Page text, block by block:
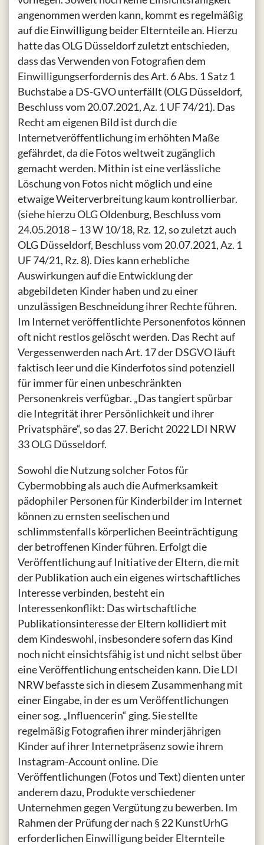
angenommen werden kann, kommt es regelmäßig
auf die Einwilligung beider Elternteile an. Hierzu
hatte das OLG Düsseldorf zuletzt entschieden,
dass das Verwenden von Fotografien dem
Einwilligungserfordernis des Art. 6 Abs. 1 Satz 1
Buchstabe a DS-GVO unterfällt (OLG Düsseldorf,
Beschluss vom 20.07.2021, Az. 1 UF 74/21). Das
Recht am eigenen Bild ist durch die
Internetveröffentlichung im erhöhten Maße
gefährdet, da die Fotos weltweit zugänglich
gemacht werden. Mithin ist eine verlässliche
Löschung von Fotos nicht möglich und eine
etwaige Weiterverbreitung kaum kontrollierbar.
(siehe hierzu OLG Oldenburg, Beschluss vom
24.05.2018 – 13 W 10/18, Rz. 12, so zuletzt auch
OLG Düsseldorf, Beschluss vom 20.07.2021, Az. 1
UF 74/21, Rz. 8). Dies kann erhebliche
Auswirkungen auf die Entwicklung der
abgebildeten Kinder haben und zu einer
unzulässigen Beschneidung ihrer Rechte führen.
Im Internet veröffentlichte Personenfotos können
oft nicht restlos gelöscht werden. Das Recht auf
Vergessenwerden nach Art. 17 der DSGVO läuft
faktisch leer und die Kinderfotos sind potenziell
für immer für einen unbeschränkten
Personenkreis verfügbar. „Das tangiert spürbar
die Integrität ihrer Persönlichkeit und ihrer
Privatsphäre“, so das 27. Bericht 2022 LDI NRW
33 OLG Düsseldorf.
Sowohl die Nutzung solcher Fotos für
Cybermobbing als auch die Aufmerksamkeit
pädophiler Personen für Kinderbilder im Internet
können zu ernsten seelischen und
schlimmstenfalls körperlichen Beeinträchtigung
der betroffenen Kinder führen. Erfolgt die
Veröffentlichung auf Initiative der Eltern, die mit
der Publikation auch ein eigenes wirtschaftliches
Interesse verbinden, besteht ein
Interessenkonflikt: Das wirtschaftliche
Publikationsinteresse der Eltern kollidiert mit
dem Kindeswohl, insbesondere sofern das Kind
noch nicht einsichtsfähig ist und nicht selbst über
eine Veröffentlichung entscheiden kann. Die LDI
NRW befasste sich in diesem Zusammenhang mit
einer Eingabe, in der es um Veröffentlichungen
einer sog. „Influencerin“ ging. Sie stellte
regelmäßig Fotografien ihrer minderjährigen
Kinder auf ihrer Internetpräsenz sowie ihrem
Instagram-Account online. Die
Veröffentlichungen (Fotos und Text) dienten unter
anderem dazu, Produkte verschiedener
Unternehmen gegen Vergütung zu bewerben. Im
Rahmen der Prüfung der nach § 22 KunstUrhG
erforderlichen Einwilligung beider Elternteile